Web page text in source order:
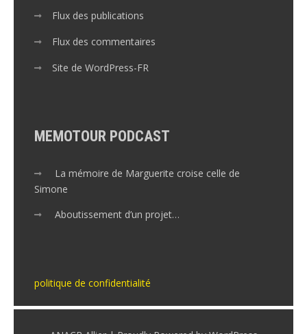
Flux des publications
Flux des commentaires
Site de WordPress-FR
MEMOTOUR PODCAST
La mémoire de Marguerite croise celle de
Simone
Aboutissement d’un projet…
politique de confidentialité